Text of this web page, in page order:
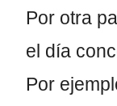
Por otra
el día
Por